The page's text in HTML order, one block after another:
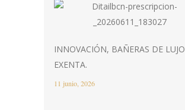
INNOVACIÓN, BAÑERAS DE LUJO
EXENTA.
11 junio, 2026